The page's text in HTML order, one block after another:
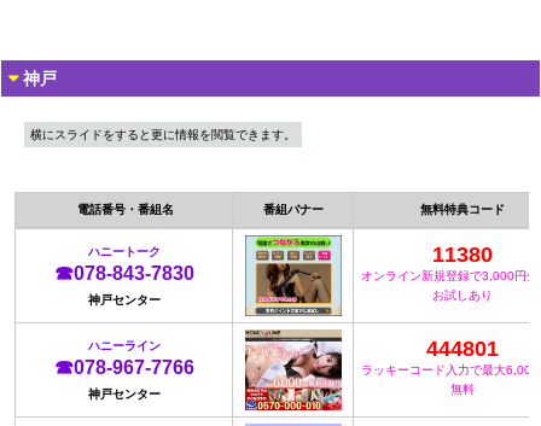
神戸
横にスライドをすると更に情報を閲覧できます。
電話番号・番組名 番組バナー 無料特典コード
ハニートーク
☎078-843-7830
神戸センター
11380
オンライン新規登録で3,000円分
お試しあり
ハニーライン
☎078-967-7766
神戸センター
444801
ラッキーコード入力で最大6,000
無料